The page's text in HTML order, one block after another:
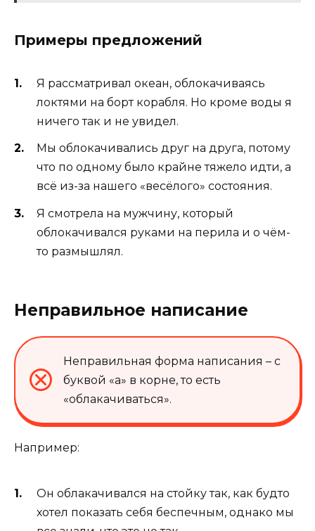
Примеры предложений
Я рассматривал океан, облокачиваясь
локтями на борт корабля. Но кроме воды я
ничего так и не увидел.
Мы облокачивались друг на друга, потому
что по одному было крайне тяжело идти, а
всё из-за нашего «весёлого» состояния.
Я смотрела на мужчину, который
облокачивался руками на перила и о чём-
то размышлял.
Неправильное написание
Неправильная форма написания – с
буквой «а» в корне, то есть
«облакачиваться».
Например:
Он облакачивался на стойку так, как будто
хотел показать себя беспечным, однако мы